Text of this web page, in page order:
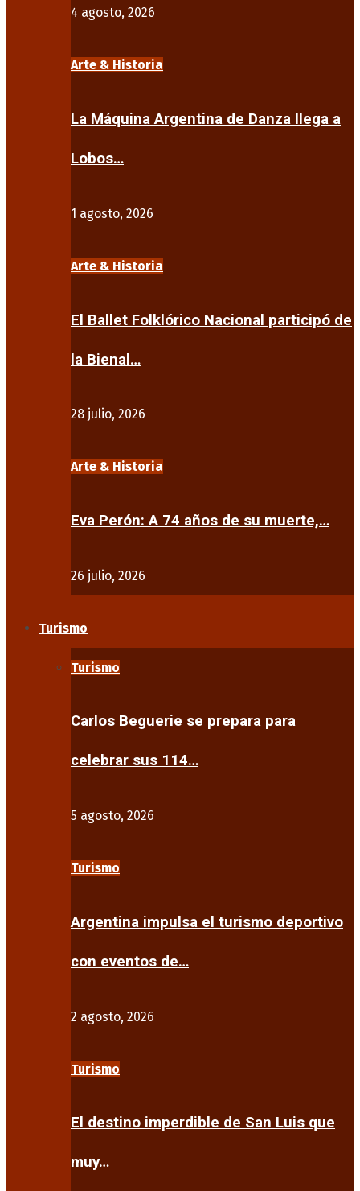
4 agosto, 2026
Arte & Historia
La Máquina Argentina de Danza llega a
Lobos…
1 agosto, 2026
Arte & Historia
El Ballet Folklórico Nacional participó de
la Bienal…
28 julio, 2026
Arte & Historia
Eva Perón: A 74 años de su muerte,…
26 julio, 2026
Turismo
Turismo
Carlos Beguerie se prepara para
celebrar sus 114…
5 agosto, 2026
Turismo
Argentina impulsa el turismo deportivo
con eventos de…
2 agosto, 2026
Turismo
El destino imperdible de San Luis que
muy…